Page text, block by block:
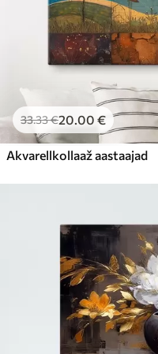
33.33€20.00 €
Akvarellkollaaž aastaajad